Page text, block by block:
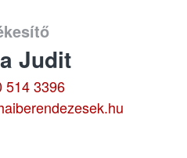
Judit
514 3396